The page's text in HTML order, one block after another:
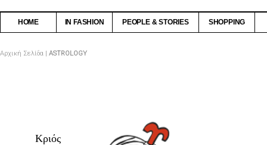
HOME IN FASHION PEOPLE & STORIES SHOPPING
Αρχική Σελίδα | ASTROLOGY
Κριός